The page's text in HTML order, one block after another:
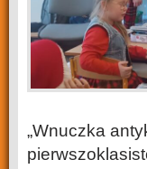
„Wnuczka